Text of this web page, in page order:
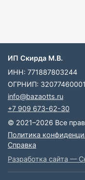
ИП Скирда М.В.
ИНН: 771887803244
ОГРНИП:
info@bazaotts.ru
+7 909 673-62-30
© 2021–2026 Все
Политика
Справка
Разработка сайта —